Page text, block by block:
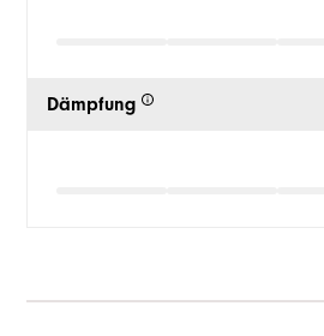
Dämpfung